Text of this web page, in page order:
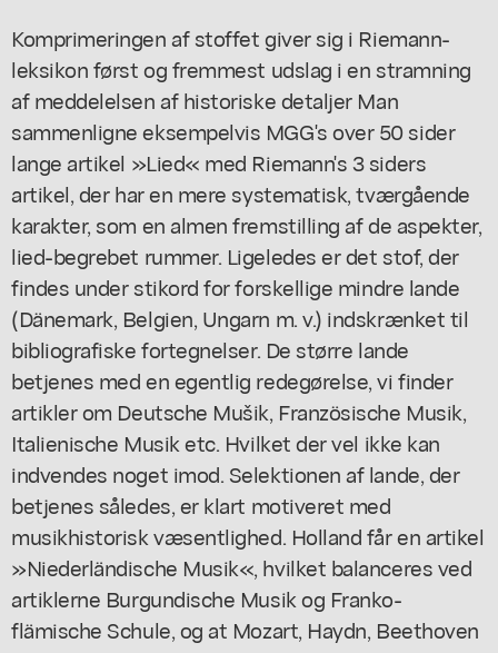
Komprimeringen af stoffet giver sig i Riemann-
leksikon først og fremmest udslag i en stramning
af meddelelsen af historiske detaljer Man
sammenligne eksempelvis MGG's over 50 sider
lange artikel »Lied« med Riemann's 3 siders
artikel, der har en mere systematisk, tværgående
karakter, som en almen fremstilling af de aspekter,
lied-begrebet rummer. Ligeledes er det stof, der
findes under stikord for forskellige mindre lande
(Dänemark, Belgien, Ungarn m. v.) indskrænket til
bibliografiske fortegnelser. De større lande
betjenes med en egentlig redegørelse, vi finder
artikler om Deutsche Mušik, Französische Musik,
Italienische Musik etc. Hvilket der vel ikke kan
indvendes noget imod. Selektionen af lande, der
betjenes således, er klart motiveret med
musikhistorisk væsentlighed. Holland får en artikel
»Niederländische Musik«, hvilket balanceres ved
artiklerne Burgundische Musik og Franko-
flämische Schule, og at Mozart, Haydn, Beethoven